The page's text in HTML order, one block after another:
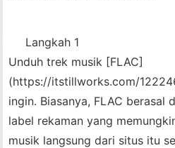
Langkah 1
Unduh trek musik [FLAC]
(https://itstillworks.com/
ingin. Biasanya, FLAC berasal
label rekaman yang
musik langsung dari situs itu